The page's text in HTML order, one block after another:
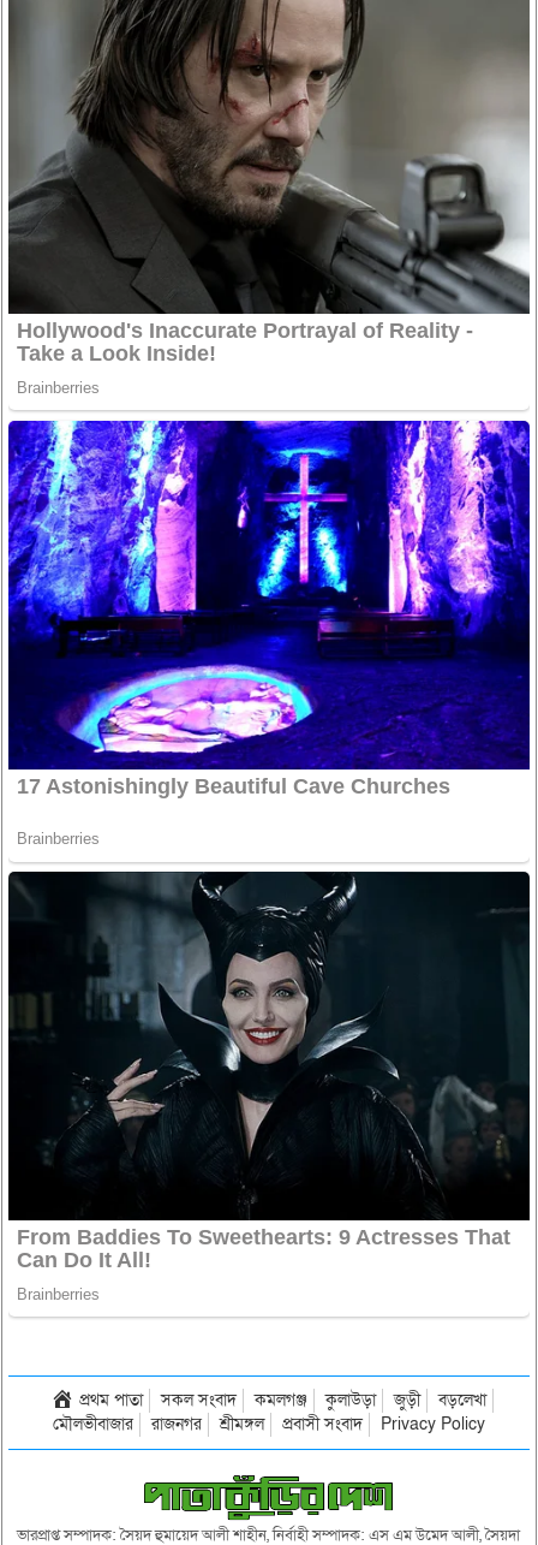
প্রথম পাতা সকল সংবাদ কমলগঞ্জ কুলাউড়া জুড়ী
বড়লেখা
মৌলভীবাজার
রাজনগর শ্রীমঙ্গল প্রবাসী সংবাদ Privacy Policy
ভারপ্রাপ্ত সম্পাদক: সৈয়দ হুমায়েদ আলী শাহীন, নির্বাহী সম্পাদক: এস এম উমেদ আলী, সৈয়দা